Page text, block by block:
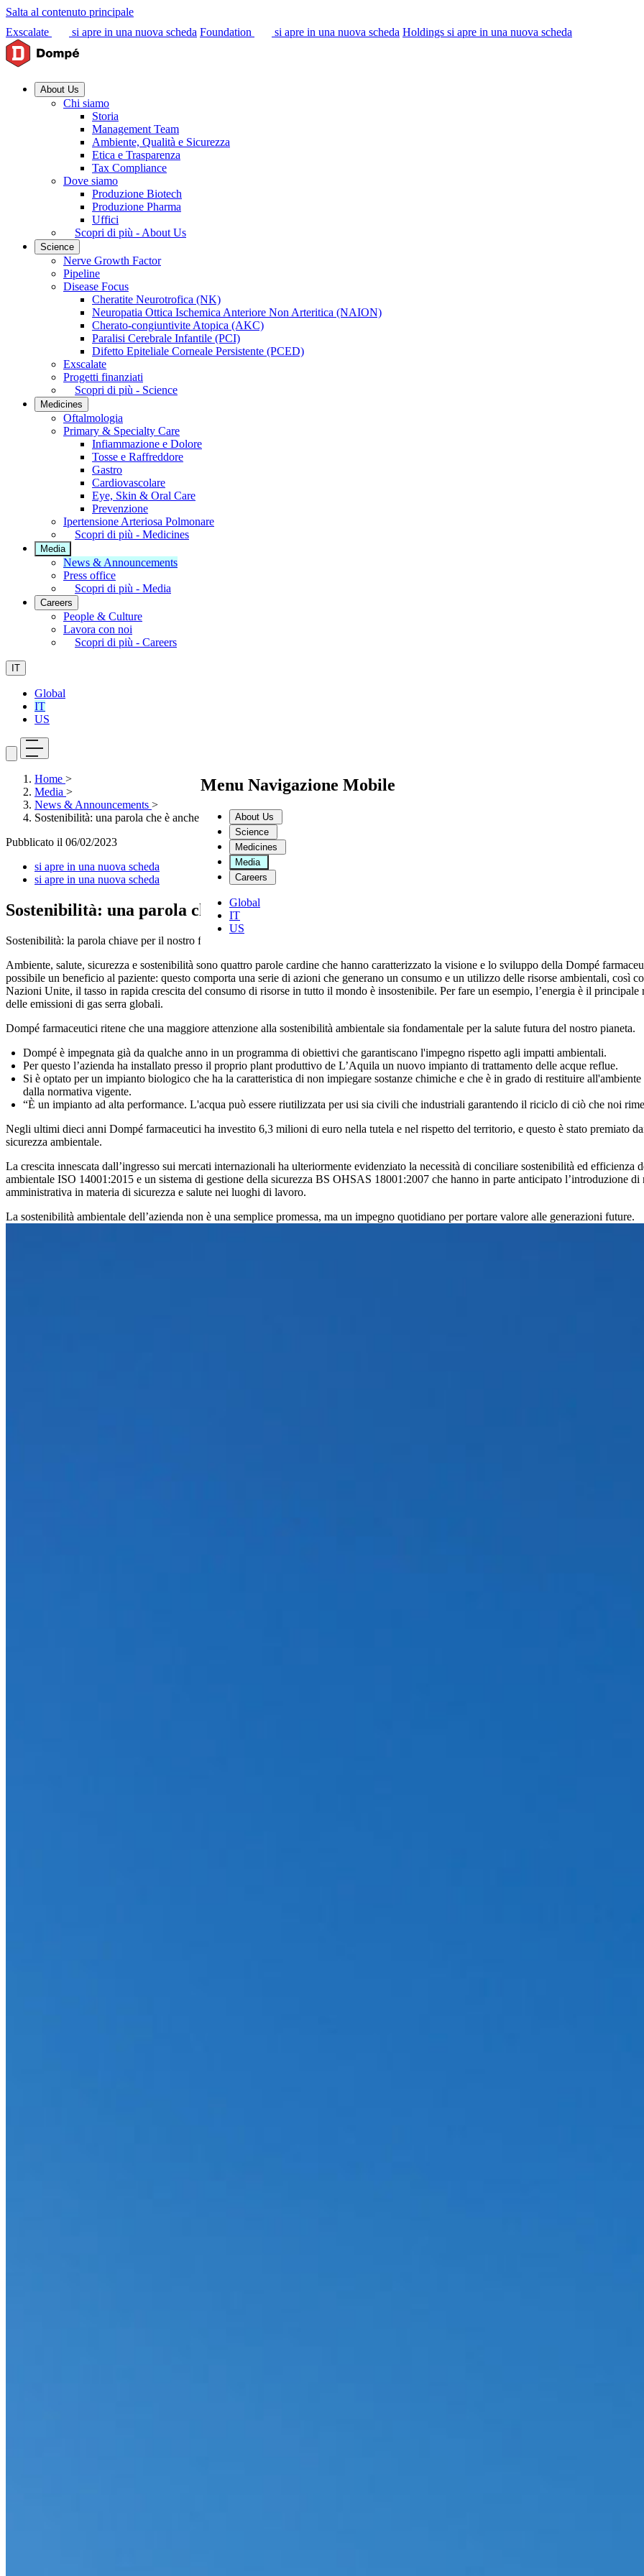
Salta al contenuto principale
Exscalate
si apre in una nuova scheda Foundation si apre in una nuova scheda Holdings si apre in una nuova scheda
About Us
Chi siamo
Storia
Management Team
Ambiente, Qualità e Sicurezza
Etica e Trasparenza
Tax Compliance
Dove siamo
Produzione Biotech
Produzione Pharma
Uffici
Scopri di più - About Us
Science
Nerve Growth Factor
Pipeline
Disease Focus
Cheratite Neurotrofica (NK)
Neuropatia Ottica Ischemica Anteriore Non Arteritica (NAION)
Cherato-congiuntivite Atopica (AKC)
Paralisi Cerebrale Infantile (PCI)
Difetto Epiteliale Corneale Persistente (PCED)
Exscalate
Progetti finanziati
Scopri di più - Science
Medicines
Oftalmologia
Primary & Specialty Care
Infiammazione e Dolore
Tosse e Raffreddore
Gastro
Cardiovascolare
Eye, Skin & Oral Care
Prevenzione
Ipertensione Arteriosa Polmonare
Scopri di più - Medicines
Media
News & Announcements
Press office
Scopri di più - Media
Careers
People & Culture
Lavora con noi
Scopri di più - Careers
IT
Global
IT
US
Menu Navigazione Mobile
About Us
Science
Medicines
Media
Careers
Global
IT
US
Home >
Media >
News & Announcements >
Sostenibilità: una parola che è anche una promessa
Pubblicato il 06/02/2023
si apre in una nuova scheda
si apre in una nuova scheda
Sostenibilità: una parola che è anche una promessa
Sostenibilità: la parola chiave per il nostro futuro
Ambiente, salute, sicurezza e sostenibilità sono quattro parole cardine che hanno caratterizzato la visione e lo sviluppo della Dompé
possibile un beneficio al paziente: questo comporta una serie di azioni che generano un consumo e un utilizzo delle risorse ambientali, così
Nazioni Unite, il tasso in rapida crescita del consumo di risorse in tutto il mondo è insostenibile. Per fare un esempio, l’energia è il
delle emissioni di gas serra globali.
Dompé farmaceutici ritene che una maggiore attenzione alla sostenibilità ambientale sia fondamentale per la salute futura del nostro pianeta.
Dompé è impegnata già da qualche anno in un programma di obiettivi che garantiscano l'impegno rispetto agli impatti ambientali.
Per questo l’azienda ha installato presso il proprio plant produttivo de L’Aquila un nuovo impianto di trattamento delle acque reflue.
Si è optato per un impianto biologico che ha la caratteristica di non impiegare sostanze chimiche e che è in grado di restituire
dalla normativa vigente.
“È un impianto ad alta performance. L'acqua può essere riutilizzata per usi sia civili che industriali garantendo il riciclo di ciò che noi
Negli ultimi dieci anni Dompé farmaceutici ha investito 6,3 milioni di euro nella tutela e nel rispetto del territorio, e questo è stato premiato
sicurezza ambientale.
La crescita innescata dall’ingresso sui mercati internazionali ha ulteriormente evidenziato la necessità di conciliare sostenibilità ed efficienza
ambientale ISO 14001:2015 e un sistema di gestione della sicurezza BS OHSAS 18001:2007 che hanno in parte anticipato l’introduzione
amministrativa in materia di sicurezza e salute nei luoghi di lavoro.
La sostenibilità ambientale dell’azienda non è una semplice promessa, ma un impegno quotidiano per portare valore alle generazioni future.